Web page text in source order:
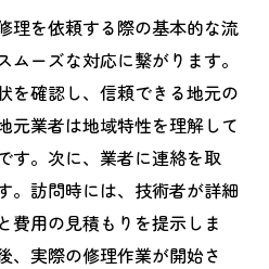
理を依頼する際の基本的な流
ーズな対応に繋がります。
を確認し、信頼できる地元の
元業者は地域特性を理解して
す。次に、業者に連絡を取
。訪問時には、技術者が詳細
費用の見積もりを提示しま
、実際の修理作業が開始さ